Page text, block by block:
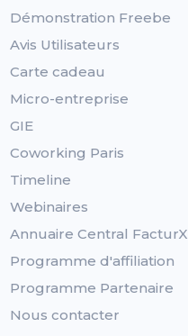
Démonstration Freebe
Avis Utilisateurs
Carte cadeau
Micro-entreprise
GIE
Coworking Paris
Timeline
Webinaires
Annuaire Central FacturX
Programme d'affiliation
Programme Partenaire
Nous contacter